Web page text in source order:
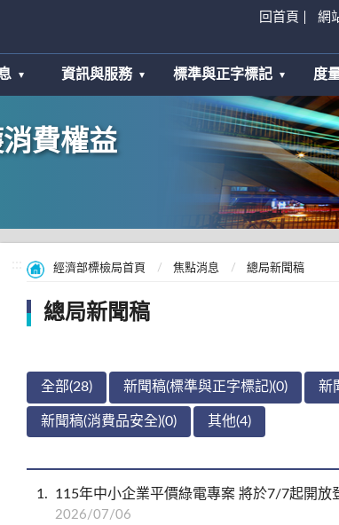
回首頁 網
資訊與服務 標準與正字標記 度
費權益
經濟部標檢局首頁 焦點消息 總局新聞稿
總局新聞稿
全部(28) 新聞稿(標準與正字標記)(0) 新
新聞稿(消費品安全)(0) 其他(4)
1 115年中小企業平價綠電專案 將於7/7起開放
2026/07/06